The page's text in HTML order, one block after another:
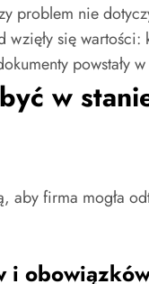
problem nie
wzięły się
powstały
w
aby firma mogła
i